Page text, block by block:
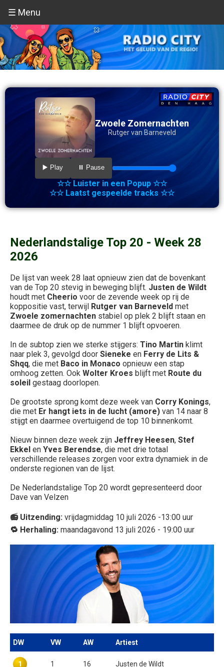
☰ Menu
Zwoele Zomernachten
Rutger van Barneveld
▶️ Play ⏸️ Pause
☆☆ Luister in een Popup ☆☆
☆☆ Laatst gespeelde tracks ☆☆
Nederlandstalige Top 20 - Week 28
2026
De lijst van week 28 laat opnieuw zien dat de bovenkant
van de Top 20 stevig in beweging blijft. Justen de Wildt
houdt met Cheerio voor de zevende week op rij de
koppositie vast, terwijl Rutger van Barneveld met
Zwoele zomernachten stabiel op plek 2 blijft staan en
daarmee de druk op de nummer 1 blijft opvoeren.
In de subtop zien we sterke stijgers: Tino Martin klimt
naar plek 3, gevolgd door Sieneke en Ferry de Lits &
Shqq, die met Baco in Monaco opnieuw een stap
omhoog zetten. Ook Wolter Kroes blijft met Route du
soleil gestaag doorlopen.
De grootste sprong komt deze week van Corry Konings,
die met Er hangt iets in de lucht (amore) van 14 naar 8
stijgt en daarmee overtuigend de top 10 binnenkomt.
Nieuw binnen deze week zijn Jeffrey Heesen, Stef
Ekkel en Yves Berendse, die met drie totaal
verschillende releases zorgen voor extra dynamiek in de
onderste regionen van de lijst.
De Nederlandstalige Top 20 wordt gepresenteerd door
Dave van Velzen
📻 Uitzending: vrijdagmiddag 10 juli 2026 -13:00 uur
🔁 Herhaling: maandagavond 13 juli 2026 - 19:00 uur
DW VW AW Artiest
1 1 16 Justen de Wildt